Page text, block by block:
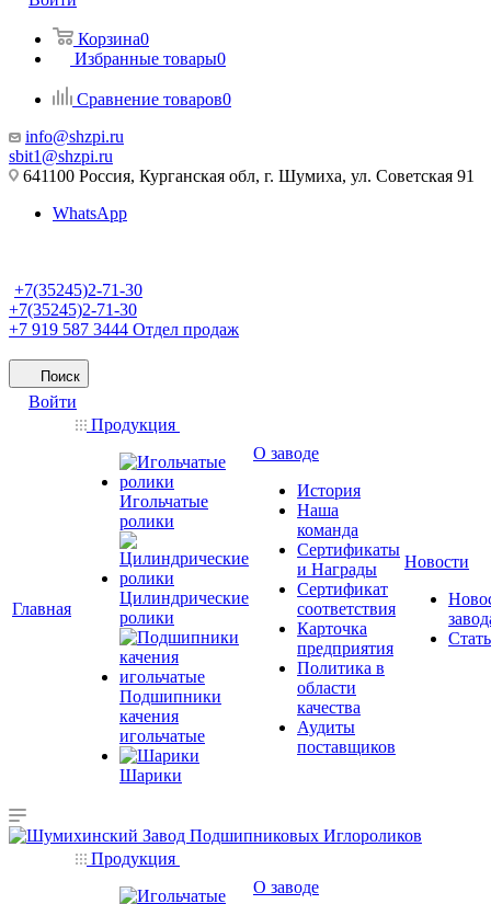
Корзина0
Избранные товары0
Сравнение товаров0
info@shzpi.ru
sbit1@shzpi.ru
641100 Россия, Курганская обл, г. Шумиха, ул. Советская 91
WhatsApp
+7(35245)2-71-30
+7(35245)2-71-30
+7 919 587 3444 Отдел продаж
Поиск
Войти
Главная
Продукция
Игольчатые
ролики
Цилиндрические
ролики
Подшипники
качения
игольчатые
Шарики
О заводе
История
Наша
команда
Сертификаты
и Награды
Сертификат
соответствия
Карточка
предприятия
Политика в
области
качества
Аудиты
поставщиков
Новости
Продукция
О заводе